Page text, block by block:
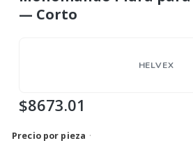
— Corto
HELVEX
$8673.01
Precio por pieza ·